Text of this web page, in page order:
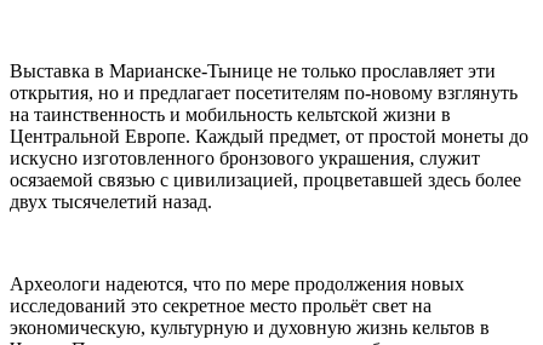
Выставка в Марианске-Тынице не только прославляет эти
открытия, но и предлагает посетителям по-новому взглянуть
на таинственность и мобильность кельтской жизни в
Центральной Европе. Каждый предмет, от простой монеты до
искусно изготовленного бронзового украшения, служит
осязаемой связью с цивилизацией, процветавшей здесь более
двух тысячелетий назад.
Археологи надеются, что по мере продолжения новых
исследований это секретное место прольёт свет на
экономическую, культурную и духовную жизнь кельтов в